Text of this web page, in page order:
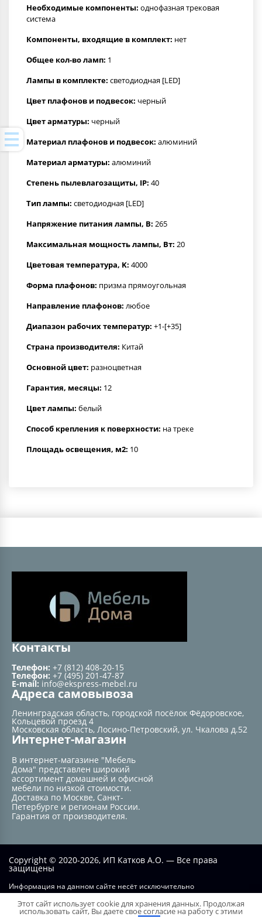
Необходимые компоненты: однофазная трековая
система
Компоненты, входящие в комплект: нет
Общее кол-во ламп: 1
Лампы в комплекте: светодиодная [LED]
Цвет плафонов и подвесок: черный
Цвет арматуры: черный
Материал плафонов и подвесок: алюминий
Материал арматуры: алюминий
Степень пылевлагозащиты, IP: 40
Тип лампы: светодиодная [LED]
Напряжение питания лампы, В: 265
Максимальная мощность лампы, Вт: 20
Цветовая температура, K: 4000
Форма плафонов: призма прямоугольная
Направление плафонов: любое
Диапазон рабочих температур: +1-[+35]
Страна производителя: Китай
Основной цвет: разноцветная
Гарантия, месяцы: 12
Цвет лампы: белый
Способ крепления к поверхности: на треке
Площадь освещения, м2: 10
Контакты
Телефон: +7 (812) 408-20-15
Телефон: +7 (495) 201-47-87
E-mail: info@ekspress-mebel.ru
Адреса самовывоза
Ленинградская область, городской посёлок Фёдоровское,
Кольцевой проезд 4
Московская область, Лосино-Петровский, ул. Чкалова д.52
Интернет-магазин
В интернет-магазине "Мебель
Дома" представлен широкий
ассортимент домашней и офисной
мебели по низкой стоимости.
Доставка по Москве, Санкт-
Петербурге и регионам России.
Гарантия от производителя.
Copyright © 2020-2026, ИП Катков А.О. — Все права
защищены
Информация на данном сайте несёт исключительно
публичной офертой, определяемой положением статьи №437 ГК РФ.
Этот сайт использует cookie для хранения данных. Продолжая
использовать сайт, Вы даете свое согласие на работу с этими